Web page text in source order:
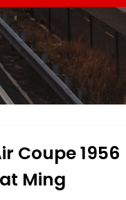
Coupe 1956
Ming